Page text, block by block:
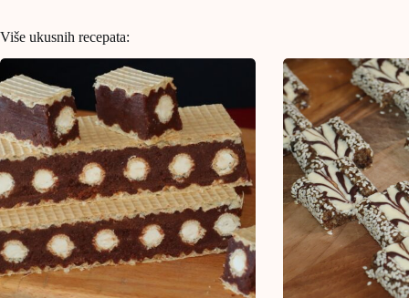
Više ukusnih recepata: